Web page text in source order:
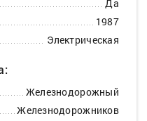
Да
1987
Электрическая
Железнодорожный
Железнодорожников